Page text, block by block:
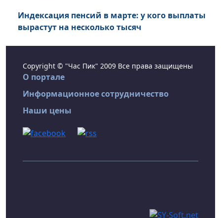
Индексация пенсий в марте: у кого выплаты
вырастут на несколько тысяч
Copyright © "Час Пик" 2009 Все права защищены
О портале
Информационное сотрудничество
Наши цены